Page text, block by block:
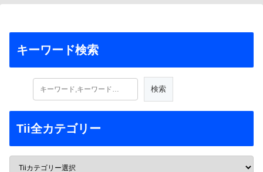
キーワード検索
Tii全カテゴリー